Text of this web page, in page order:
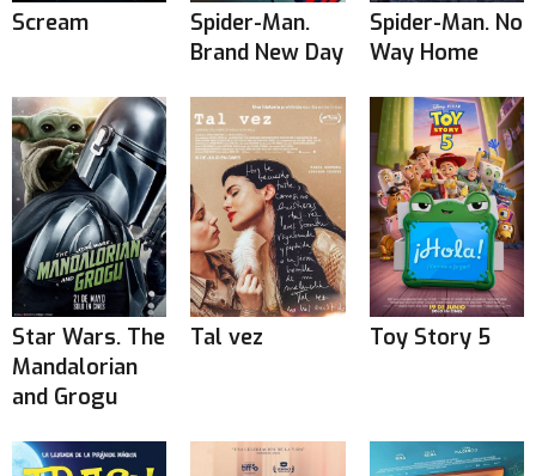
Scream
Spider-Man.
Brand New Day
Spider-Man. No
Way Home
Star Wars. The
Mandalorian
and Grogu
Tal vez Toy Story 5